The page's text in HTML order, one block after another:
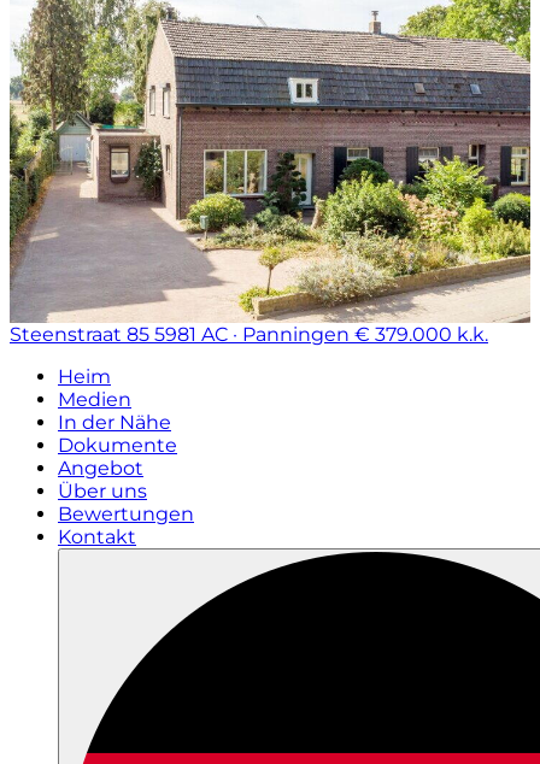
Steenstraat 85 5981 AC · Panningen € 379.000 k.k.
Heim
Medien
In der Nähe
Dokumente
Angebot
Über uns
Bewertungen
Kontakt